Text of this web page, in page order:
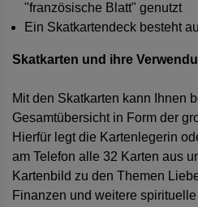
"französische Blatt" genutzt
Ein Skatkartendeck besteht
Skatkarten und ihre
Mit den Skatkarten kann Ihnen
Gesamtübersicht in Form der
Hierfür legt die Kartenlegerin
am Telefon alle 32 Karten aus
Kartenbild zu den Themen
Finanzen und weitere